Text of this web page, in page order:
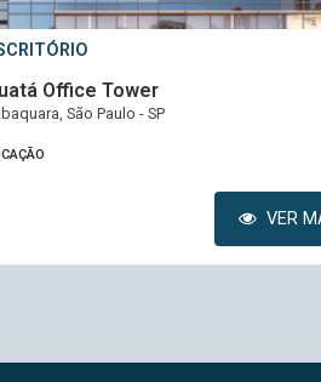
Office Tower
São Paulo - SP
VER